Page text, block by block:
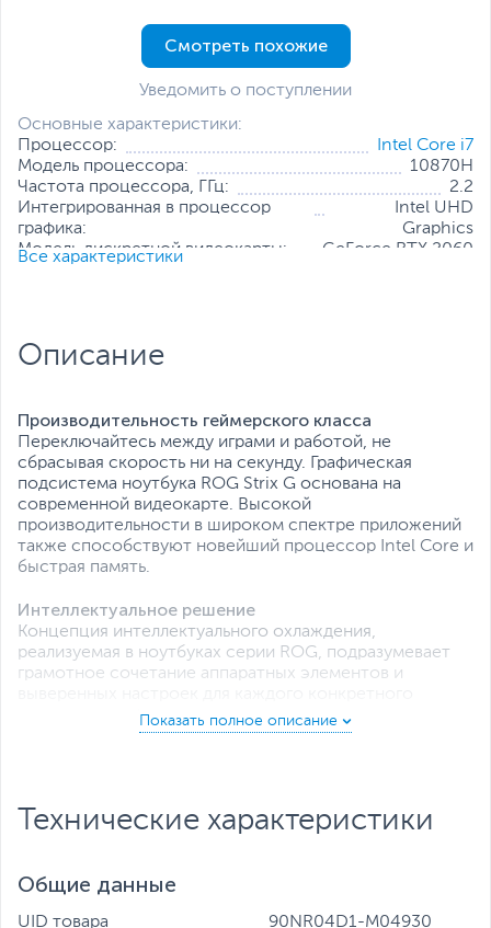
Основные характеристики:
Процессор:
Intel Core i7
Модель процессора:
10870H
Частота процессора, ГГц:
2.2
Интегрированная в процессор
графика:
Intel UHD
Graphics
Модель дискретной видеокарты:
GeForce RTX 2060
Твердотельный накопитель:
Все характеристики
Все характеристики
Смотреть похожие
Уведомить о поступлении
Описание
Производительность геймерского класса
Переключайтесь между играми и работой, не
сбрасывая скорость ни на секунду. Графическая
подсистема ноутбука ROG Strix G основана на
современной видеокарте. Высокой
производительности в широком спектре приложений
также способствуют новейший процессор Intel Core и
быстрая память.
Интеллектуальное решение
Концепция интеллектуального охлаждения,
реализуемая в ноутбуках серии ROG, подразумевает
грамотное сочетание аппаратных элементов и
корпуса и конфигурации.
поверхность теплообмена, а система самоочистки
Технические характеристики
Общие данные
UID товара 90NR04D1-M04930